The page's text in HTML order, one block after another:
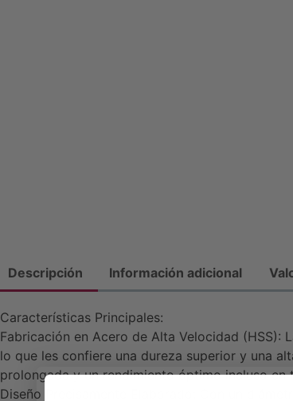
Descripción Información adicional
Características Principales:
Fabricación en Acero de Alta Velocidad (HSS):
lo que les confiere una dureza superior y una
prolongada y un rendimiento óptimo incluso en
Diseño Precisamente Elaborado: Con un